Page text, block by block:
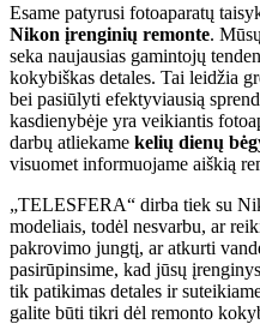
Esame patyrusi fotoaparatų
Nikon įrenginių remonte.
seka naujausias gamintojų
kokybiškas detales. Tai leidžia
bei pasiūlyti efektyviausią
kasdienybėje yra veikiantis
darbų atliekame kelių dienų
visuomet informuojame aiškią
„TELESFERA“ dirba tiek su
modeliais, todėl nesvarbu, ar
pakrovimo jungtį, ar atkurti
pasirūpinsime, kad jūsų
tik patikimas detales ir
galite būti tikri dėl remonto